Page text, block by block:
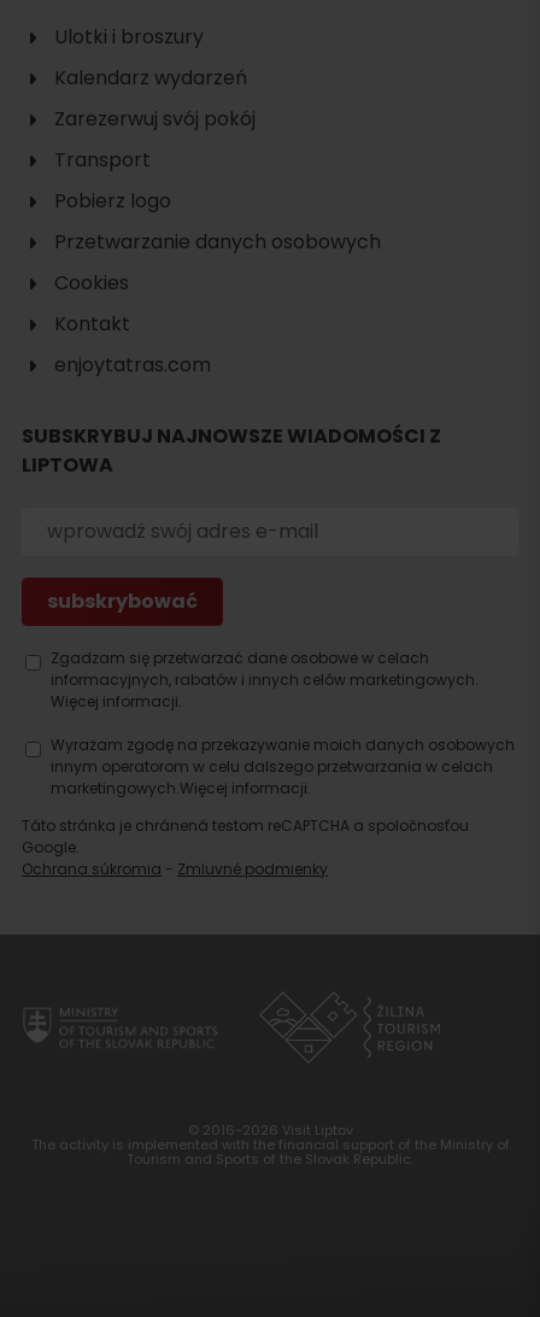
Szukaj
Ulotki i broszury
Kalendarz wydarzeń
Zarezerwuj svój pokój
Transport
Pobierz logo
Przetwarzanie danych osobowych
Cookies
Kontakt
enjoytatras.com
SUBSKRYBUJ NAJNOWSZE WIADOMOŚCI Z
LIPTOWA
Zgadzam się przetwarzać dane osobowe w celach
informacyjnych, rabatów i innych celów marketingowych.
Więcej informacji.
Wyrażam zgodę na przekazywanie moich danych osobowych
innym operatorom w celu dalszego przetwarzania w celach
marketingowych.Więcej informacji.
Táto stránka je chránená testom reCAPTCHA a spoločnosťou
Google.
Ochrana súkromia - Zmluvné podmienky
© 2016-2026 Visit Liptov
The activity is implemented with the financial support of the Ministry of
Tourism and Sports of the Slovak Republic.